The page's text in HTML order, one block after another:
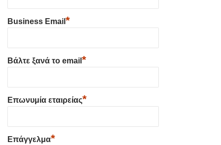
Business Email *
Βάλτε ξανά το email *
Επωνυμία εταιρείας*
Επάγγελμα*